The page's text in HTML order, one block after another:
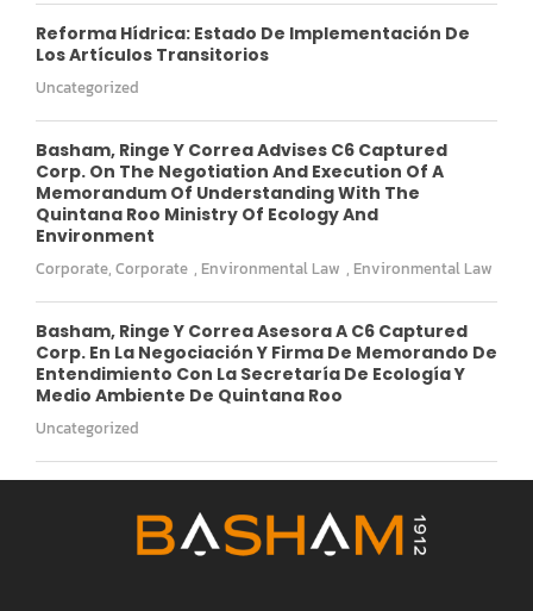
Reforma Hídrica: Estado De Implementación De
Los Artículos Transitorios
Uncategorized
Basham, Ringe Y Correa Advises C6 Captured
Corp. On The Negotiation And Execution Of A
Memorandum Of Understanding With The
Quintana Roo Ministry Of Ecology And
Environment
Corporate, Corporate , Environmental Law , Environmental Law
Basham, Ringe Y Correa Asesora A C6 Captured
Corp. En La Negociación Y Firma De Memorando De
Entendimiento Con La Secretaría De Ecología Y
Medio Ambiente De Quintana Roo
Uncategorized